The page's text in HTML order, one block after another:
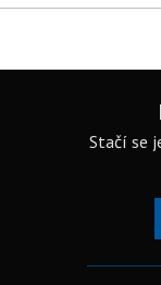
Stačí se